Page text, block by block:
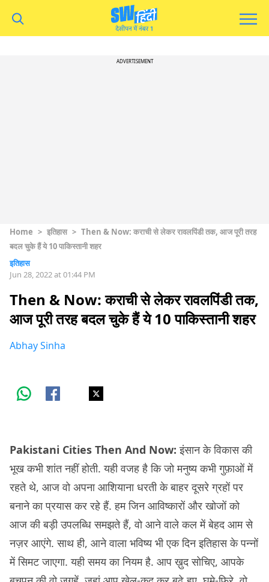
ADVERTISEMENT
Home > इतिहास > Then & Now: कराची से लेकर रावलपिंडी तक, आज पूरी तरह
बदल चुके हैं ये 10 पाकिस्तानी शहर
इतिहास
Jun 28, 2022 at 01:44 PM
Then & Now: कराची से लेकर रावलपिंडी तक,
आज पूरी तरह बदल चुके हैं ये 10 पाकिस्तानी शहर
Abhay Sinha
Pakistani Cities Then And Now:इंसान के विकास की
भूख कभी शांत नहीं होती. यही वजह है कि जो मनुष्य कभी गुफ़ाओं में
रहते थे, आज वो अपना आशियाना धरती के बाहर दूसरे ग्रहों पर
बनाने का प्रयास कर रहे हैं. हम जिन आविष्कारों और खोजों को
आज की बड़ी उपलब्धि समझते हैं, वो आने वाले कल में बेहद आम से
नज़र आएंगे. साथ ही, आने वाला भविष्य भी एक दिन इतिहास के पन्नों
में सिमट जाएगा. यही समय का नियम है. आप ख़ुद सोचिए, आपके